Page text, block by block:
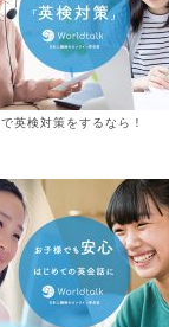
英検対策をするなら！